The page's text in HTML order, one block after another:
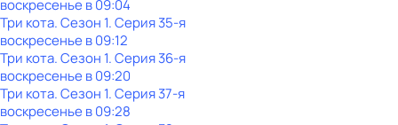
воскресенье в09:04
Три кота. Сезон 1. Серия 35-я
воскресенье в09:12
Три кота. Сезон 1. Серия 36-я
воскресенье в09:20
Три кота. Сезон 1. Серия 37-я
воскресенье в09:28